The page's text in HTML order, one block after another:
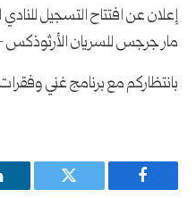
إعلان عن افتتاح التسجيل
مار جرجس للسريان الأرثوذكس
بانتظاركم مع برنامج غني
فيسبوك تويتر